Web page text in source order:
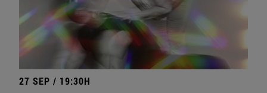
27 SEP / 19:30H